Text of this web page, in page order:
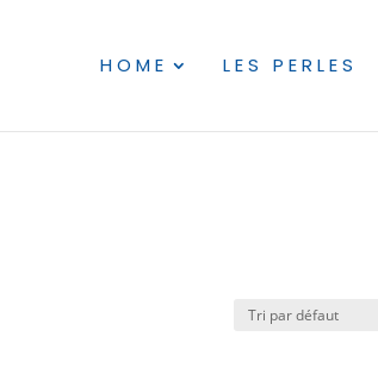
HOME LES PERLES